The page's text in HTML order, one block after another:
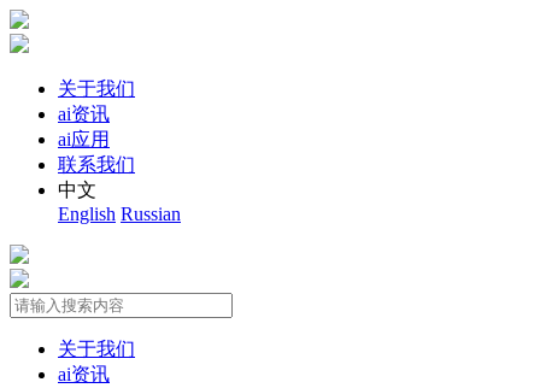
关于我们
ai资讯
ai应用
联系我们
中文
English Russian
关于我们
ai资讯